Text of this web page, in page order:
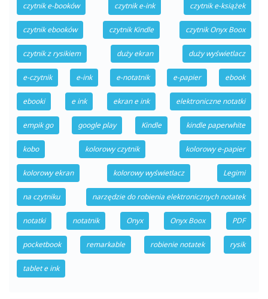
czytnik e-booków czytnik e-ink czytnik e-książek
czytnik ebooków czytnik Kindle czytnik Onyx Boox
czytnik z rysikiem duży ekran duży wyświetlacz
e-czytnik e-ink e-notatnik e-papier ebook
ebooki e ink ekran e ink elektroniczne notatki
empik go google play Kindle kindle paperwhite
kobo kolorowy czytnik kolorowy e-papier
kolorowy ekran kolorowy wyświetlacz Legimi
na czytniku narzędzie do robienia elektronicznych notatek
notatki notatnik Onyx Onyx Boox PDF
pocketbook remarkable robienie notatek rysik
tablet e ink